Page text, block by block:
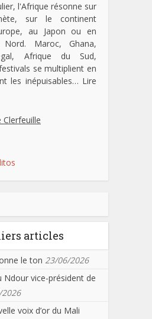
l'Afrique résonne sur
sur le continent
au Japon ou en
Maroc, Ghana,
Afrique du Sud,
se multiplient en
les inépuisables… Lire
Clerfeuille
articles
le ton 23/06/2026
Ndour vice-président de
voix d’or du Mali